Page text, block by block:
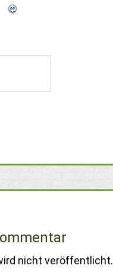
nicht veröffentlicht.